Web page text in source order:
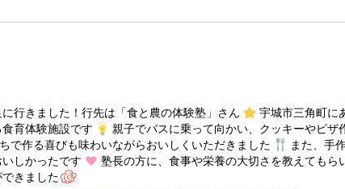
行きました！行先は「食と農の体験塾」さん
宇城市三角町に
育体験施設です
親子でバスに乗って向かい、クッキーやピザ
で作る喜びも味わいながらおいしくいただきました
また、手
しかったです
塾長の方に、食事や栄養の大切さを教えてもら
きました